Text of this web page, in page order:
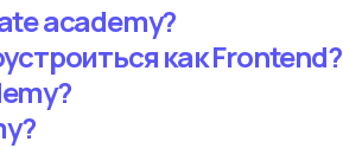
academy?
как Frontend?